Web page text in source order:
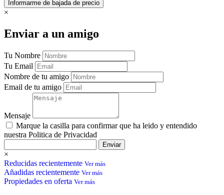
×
Enviar a un amigo
Tu Nombre
Tu Email
Nombre de tu amigo
Email de tu amigo
Mensaje
Marque la casilla para confirmar que ha leido y entendido
nuestra Politica de Privacidad
Enviar
×
Reducidas recientemente Ver más
Añadidas recientemente Ver más
Propiedades en oferta Ver más